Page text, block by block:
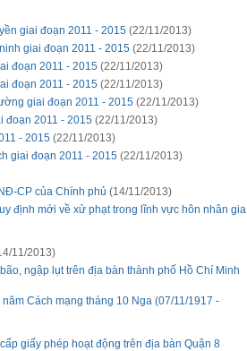
giai đoạn 2011 - 2015 (22/11/2013)
giai đoạn 2011 - 2015 (22/11/2013)
đoạn 2011 - 2015 (22/11/2013)
đoạn 2011 - 2015 (22/11/2013)
giai đoạn 2011 - 2015 (22/11/2013)
đoạn 2011 - 2015 (22/11/2013)
- 2015 (22/11/2013)
giai đoạn 2011 - 2015 (22/11/2013)
CP của Chính phủ (14/11/2013)
định mới về xử phạt trong lĩnh vực hôn nhân gia
11/2013)
ngập lụt trên địa bàn thành phố Hồ Chí Minh
Cách mạng tháng 10 Nga (07/11/1917 -
giấy phép hoạt động trên địa bàn Quận 8